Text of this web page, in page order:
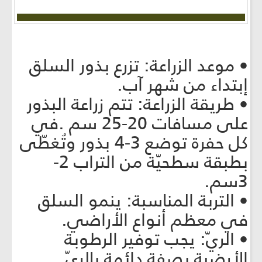
• موعد الزراعة: تزرع بذور السلق
إبتداء من شهر آب.
• طريقة الزراعة: تتم زراعة البذور
على مسافات 20-25 سم .في
كل حفرة توضع 3-4 بذور وتُغطّى
بطبقة سطحيّة من التراب 2-
3سم.
• التربة المناسبة: ينمو السلق
في معظم أنواع الأراضي.
• الريّ: يجب توفير الرطوبة